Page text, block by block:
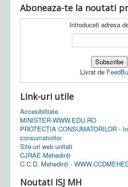
Aboneaza-te la noutati
Introduceti adresa
Livrat de
Link-uri utile
Accesibilitate
MINISTER-WWW.EDU.RO
PROTECȚIA CONSUMATORILOR -
consumatorilor
Site-uri web unitati
CJRAE Mehedinți
C.C.D. Mehedinţi -
Noutati ISJ MH